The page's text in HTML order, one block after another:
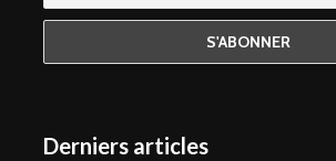
Derniers articles